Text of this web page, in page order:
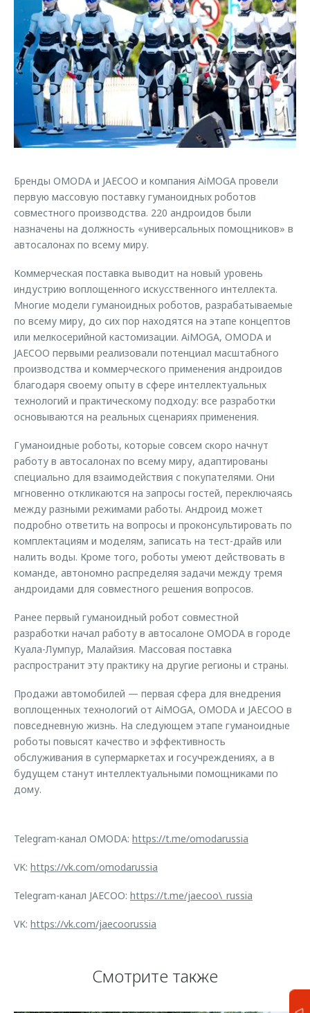
Страхование
Кредитный калькулятор
Аксессуары
Одежда и сувениры
Оригинальные аксессуары
Запчасти
Калькулятор трейд-ин
Клиентская поддержка
O&J Автоклуб
Клуб владельцев OMODA
Приложение O&J
Аксессуары
Одежда и сувениры
Запчасти
Обратная связь
Бренды OMODA и JAECOO и компания AiMOGA провели
первую массовую поставку гуманоидных роботов
совместного производства. 220 андроидов были
назначены на должность «универсальных помощников» в
автосалонах по всему миру.
Коммерческая поставка выводит на новый уровень
индустрию воплощенного искусственного интеллекта.
Многие модели гуманоидных роботов, разрабатываемые
по всему миру, до сих пор находятся на этапе концептов
или мелкосерийной кастомизации. AiMOGA, OMODA и
JAECOO первыми реализовали потенциал масштабного
производства и коммерческого применения андроидов
благодаря своему опыту в сфере интеллектуальных
технологий и практическому подходу: все разработки
основываются на реальных сценариях применения.
Гуманоидные роботы, которые совсем скоро начнут
работу в автосалонах по всему миру, адаптированы
специально для взаимодействия с покупателями. Они
мгновенно откликаются на запросы гостей, переключаясь
между разными режимами работы. Андроид может
подробно ответить на вопросы и проконсультировать по
комплектациям и моделям, записать на тест-драйв или
налить воды. Кроме того, роботы умеют действовать в
команде, автономно распределяя задачи между тремя
андроидами для совместного решения вопросов.
Ранее первый гуманоидный робот совместной
разработки начал работу в автосалоне OMODA в городе
Куала-Лумпур, Малайзия. Массовая поставка
распространит эту практику на другие регионы и страны.
Продажи автомобилей — первая сфера для внедрения
воплощенных технологий от AiMOGA, OMODA и JAECOO в
повседневную жизнь. На следующем этапе гуманоидные
роботы повысят качество и эффективность
обслуживания в супермаркетах и госучреждениях, а в
будущем станут интеллектуальными помощниками по
дому.
Telegram-канал OMODA: https://t.me/omodarussia
VK: https://vk.com/omodarussia
Telegram-канал JAECOO: https://t.me/jaecoo\_russia
VK: https://vk.com/jaecoorussia
Смотрите также